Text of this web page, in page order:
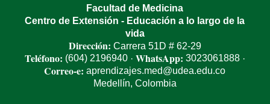
Facultad de Medicina
Centro de Extensión - Educación a lo largo de la
vida
Dirección: Carrera 51D # 62-29
Teléfono: (604) 2196940· WhatsApp: 3023061888·
Correo-e: aprendizajes.med@udea.edu.co
Medellín, Colombia